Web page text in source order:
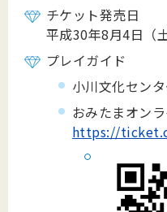
チケット発売日
平成30年8月4日（
プレイガイド
小川文化セン
おみたまオン
https://